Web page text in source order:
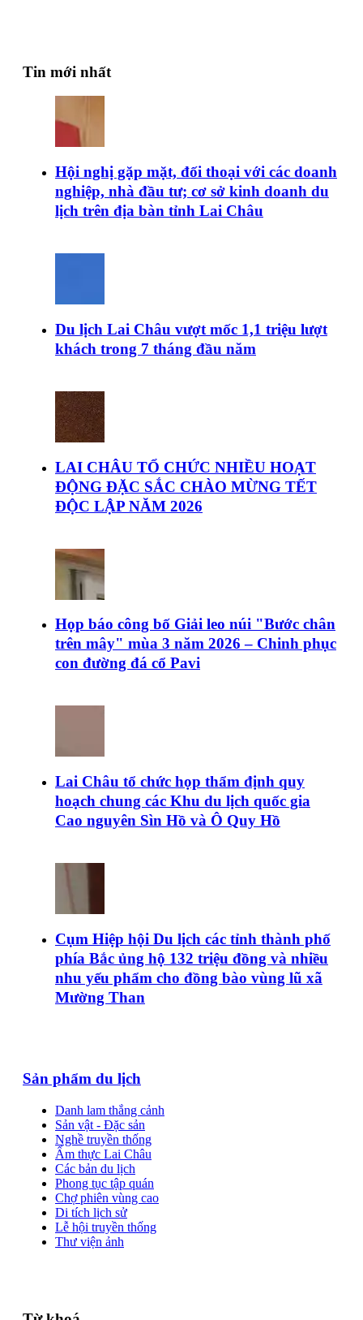
Tin mới nhất
Hội nghị gặp mặt, đối thoại với các doanh
nghiệp, nhà đầu tư; cơ sở kinh doanh du
lịch trên địa bàn tỉnh Lai Châu
Du lịch Lai Châu vượt mốc 1,1 triệu lượt
khách trong 7 tháng đầu năm
LAI CHÂU TỔ CHỨC NHIỀU HOẠT
ĐỘNG ĐẶC SẮC CHÀO MỪNG TẾT
ĐỘC LẬP NĂM 2026
Họp báo công bố Giải leo núi "Bước chân
trên mây" mùa 3 năm 2026 – Chinh phục
con đường đá cổ Pavi
Lai Châu tổ chức họp thẩm định quy
hoạch chung các Khu du lịch quốc gia
Cao nguyên Sìn Hồ và Ô Quy Hồ
Cụm Hiệp hội Du lịch các tỉnh thành phố
phía Bắc ủng hộ 132 triệu đồng và nhiều
nhu yếu phẩm cho đồng bào vùng lũ xã
Mường Than
Sản phẩm du lịch
Danh lam thắng cảnh
Sản vật - Đặc sản
Nghề truyền thống
Ẩm thực Lai Châu
Các bản du lịch
Phong tục tập quán
Chợ phiên vùng cao
Di tích lịch sử
Lễ hội truyền thống
Thư viện ảnh